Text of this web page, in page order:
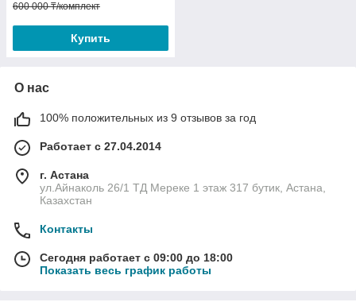
600 000 ₸/комплект
Купить
О нас
100% положительных из 9 отзывов за год
Работает с 27.04.2014
г. Астана
ул.Айнаколь 26/1 ТД Мереке 1 этаж 317 бутик, Астана,
Казахстан
Контакты
Сегодня работает с 09:00 до 18:00
Показать весь график работы